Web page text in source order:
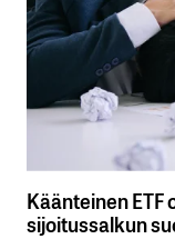
Käänteinen
sijoitussalkun